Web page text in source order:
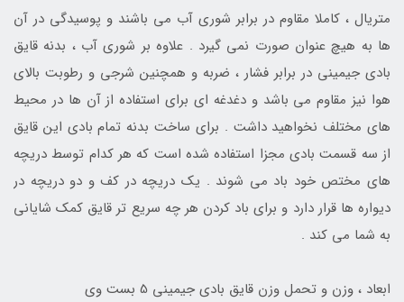
متریال ، کاملا مقاوم در برابر شوری آب می باشند و پوسیدگی در آن
ها به هیچ عنوان صورت نمی گیرد . علاوه بر شوری آب ، بدنه قایق
بادی جیمینی در برابر فشار ، ضربه و همچنین شرجی و رطوبت بالای
هوا نیز مقاوم می باشد و دغدغه ای برای استفاده از آن ها در محیط
های مختلف نخواهید داشت . برای ساخت بدنه تمام بادی این قایق
از سه قسمت بادی مجزا استفاده شده است که هر کدام توسط دریچه
های مختص خود باد می شوند . یک دریچه در کف و دو دریچه در
دیواره ها قرار دارد و برای باد کردن هر چه سریع تر قایق کمک شایانی
به شما می کند .
ابعاد ، وزن و تحمل وزن قایق بادی جیمینی 5 بست وی